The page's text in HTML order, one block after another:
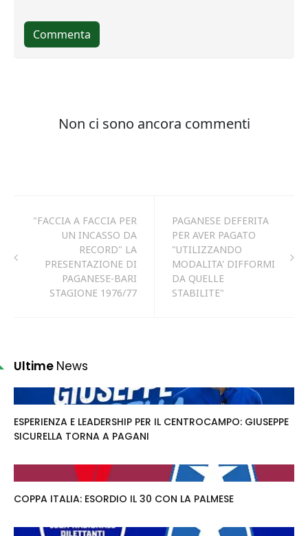
"FACCIA A FACCIA PER
UN INCASSO DA
RECORD" LA
PRESENTAZIONE DI
PAGANESE-BARI
STAGIONE 1976/77
PAGANESE DEFERITA
PER AVER PAGATO
"UTILIZZANDO
MODALITA' DIFFORMI
DA QUELLE
STABILITE"
Ultime News
ESPERIENZA E LEADERSHIP PER IL CENTROCAMPO: GIUSEPPE
SICURELLA TORNA A PAGANI
COPPA ITALIA: ESORDIO IL 30 CON LA PALMESE